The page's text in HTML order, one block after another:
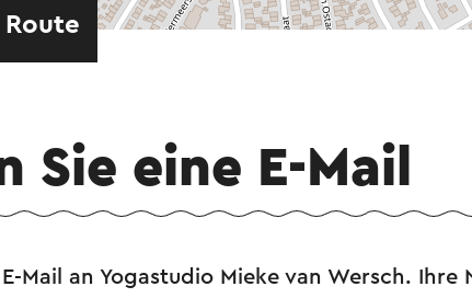
Route
Sie eine E-Mail
Mail an Yogastudio Mieke van Wersch.